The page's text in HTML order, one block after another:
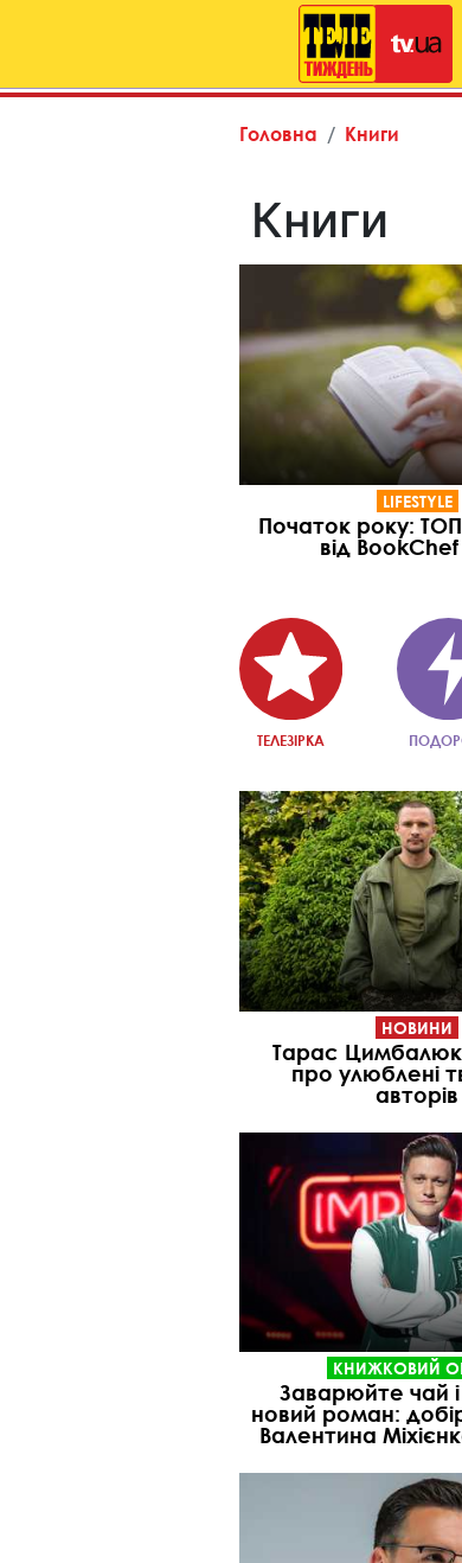
Головна Книги
Книги
LIFESTYLE
Початок року:
від BookChef
ТЕЛЕЗІРКА
НОВИНИ
Тарас Цимбалюк
про улюблені
авторів
КНИЖКОВИЙ
Заварюйте чай
новий роман:
Валентина